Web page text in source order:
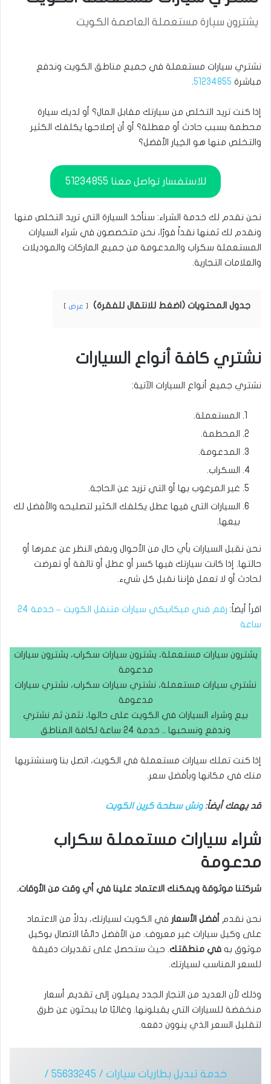
يشترون سيارة مستعملة العاصمة الكويت
نشتري سيارات مستعملة في جميع مناطق الكويت وندفع
مباشرة 51234855
.
إذا كنت تريد التخلص من سيارتك مقابل المال؟ أو لديك سيارة
محطمة بسبب حادث أو معطلة؟ أو أن إصلاحها يكلفك الكثير
والتخلص منها هو الخِيار الأفضل؟
للاستفسار تواصل معنا 51234855
نحن نقدم لك خدمة الشراء: سنأخذ السيارة التي تريد التخلص منها
ونقدم لك ثمنها نقداً فورًا، نحن متخصصون في شراء السيارات
المستعملة سكراب والمدعومة من جميع الماركات والموديلات
والعلامات التجارية.
جدول المحتويات (اضغط للانتقال للفقرة) عرض
نشتري كافة أنواع السيارات
نشتري جميع أنواع السيارات الآتية:
المستعملة.
المحطمة.
المدعومة.
السكراب.
غير المرغوب بها أو التي تزيد عن الحاجة.
السيارات التي فيها عطل يكلفك الكثير لتصليحه والأفضل لك
بيعها.
نحن نقبل السيارات بأي حال من الأحوال وبغض النظر عن عمرها أو
حالتها. إذا كانت سيارتك فيها كسر أو عطل أو تالفة أو تعرضت
لحادث أو لا تعمل فإننا نقبل كل شيء.
اقرأ أيضاً:
رقم فني ميكانيكي سيارات متنقل الكويت – خدمة 24
ساعة
يشترون سيارات مستعملة، يشترون سيارات سكراب، يشترون سيارات
مدعومة
نشتري سيارات مستعملة، نشتري سيارات سكراب، نشتري سيارات
مدعومة
بيع وشراء السيارات في الكويت على حالها، نثمن ثم نشتري
وندفع ونسحبها .. خدمة 24 ساعة لكافة المناطق
إذا كنت تملك سيارات مستعملة في الكويت، اتصل بنا وسنشتريها
منك في مكانها وبأفضل سعر.
قد يهمك أيضاً:ونش سطحة كرين الكويت
شراء سيارات مستعملة سكراب
مدعومة
شركتنا موثوقة ويمكنك الاعتماد علينا في أي وقت من الأوقات.
نحن نقدم أفضل الأسعار في الكويت لسيارتك، بدلاً من الاعتماد
على وكيل سيارات غير معروف. من الأفضل دائمًا الاتصال بوكيل
موثوق به في منطقتك. حيث ستحصل على تقديرات دقيقة
للسعر المناسب لسيارتك.
وذلك لأن العديد من التجار الجدد يميلون إلى تقديم أسعار
منخفضة للسيارات التي يقبلونها. وغالبًا ما يبحثون عن طرق
لتقليل السعر الذي ينوون دفعه.
خدمة تبديل بطاريات سيارات / 55633245 /